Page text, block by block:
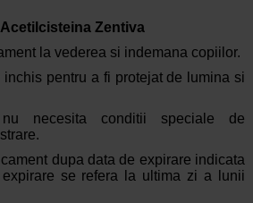
Zentiva
la vederea si indemana copiilor.
pentru a fi protejat de lumina si
nu necesita conditii speciale de
dupa data de expirare indicata
se refera la ultima zi a lunii